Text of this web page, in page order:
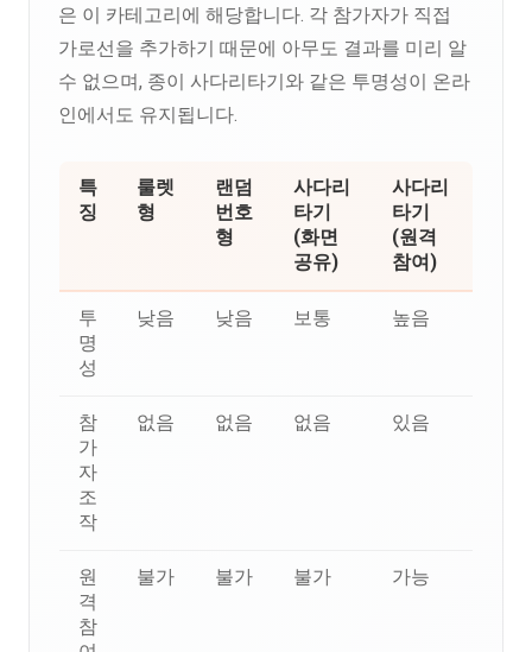
은 이 카테고리에 해당합니다. 각 참가자가 직접
가로선을 추가하기 때문에 아무도 결과를 미리 알
수 없으며, 종이 사다리타기와 같은 투명성이 온라
인에서도 유지됩니다.
특
징
룰렛
형
랜덤
번호
형
사다리
타기
(화면
공유)
사다리
타기
(원격
참여)
투
명
성
낮음 낮음 보통 높음
참
가
자
조
작
없음 없음 없음 있음
원
격
참
불가 불가 불가 가능